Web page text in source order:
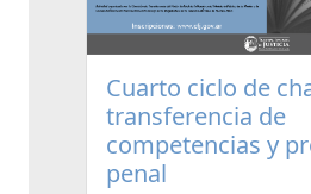
Cuarto ciclo de
transferencia de
competencias y
penal